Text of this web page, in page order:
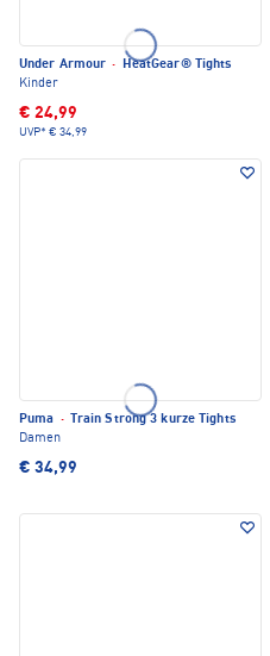
Under Armour ·
HeatGear® Tights
Kinder
€ 24,99
UVP* € 34,99
Puma ·
Train Strong 3 kurze Tights
Damen
€ 34,99